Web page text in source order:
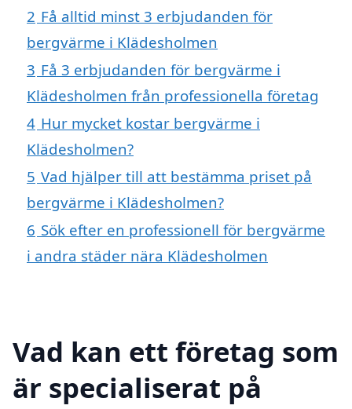
2 Få alltid minst 3 erbjudanden för
bergvärme i Klädesholmen
3 Få 3 erbjudanden för bergvärme i
Klädesholmen från professionella företag
4 Hur mycket kostar bergvärme i
Klädesholmen?
5 Vad hjälper till att bestämma priset på
bergvärme i Klädesholmen?
6 Sök efter en professionell för bergvärme
i andra städer nära Klädesholmen
Vad kan ett företag som
är specialiserat på